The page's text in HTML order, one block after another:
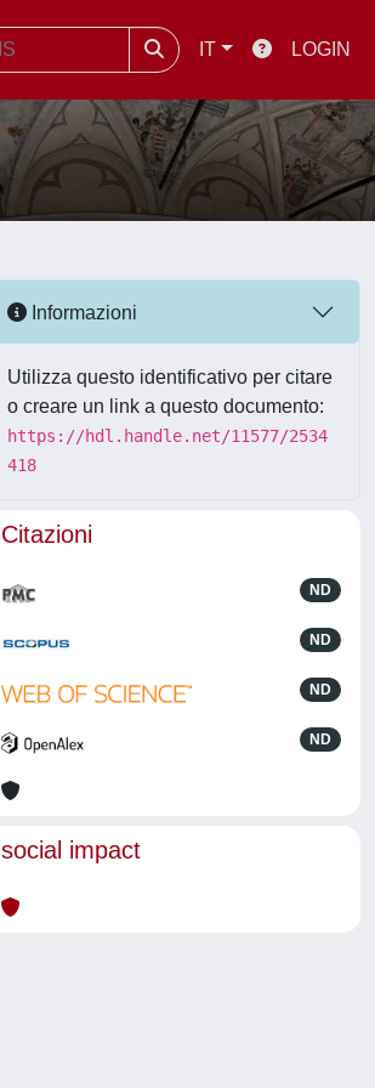
IT LOGIN
Informazioni
Utilizza questo identificativo per citare
o creare un link a questo documento:
https://hdl.handle.net/11577/2534
418
Citazioni
ND
ND
ND
ND
social impact